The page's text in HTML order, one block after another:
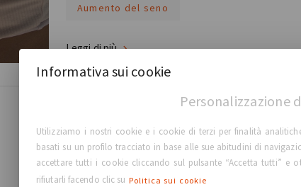
Aumento del seno
Leggi di più
TORNA ALLA HOME
Informativa sui cookie
Personalizzazione
Utilizziamo i nostri cookie e i cookie di terzi per finalità
basati su un profilo tracciato in base alle sue abitudini di
accettare tutti i cookie cliccando sul pulsante “Accetta tutti” e
rifiutarli facendo clic su Politica sui cookie